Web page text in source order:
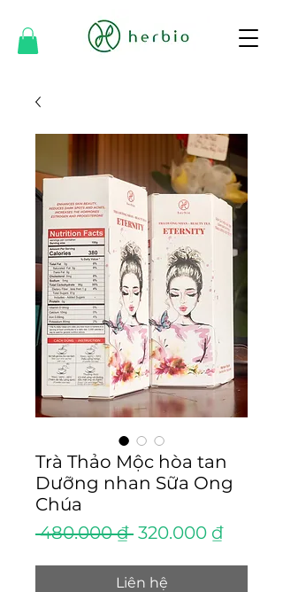
Trà Thảo Mộc hòa tan
Dưỡng nhan Sữa Ong
Chúa
480.000 ₫ Giá
thường
320.000 ₫Giá
Liên hệ